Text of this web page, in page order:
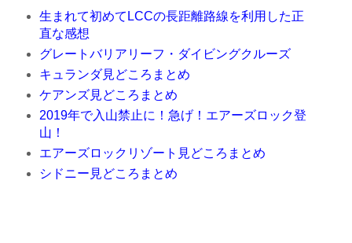
生まれて初めてLCCの長距離路線を利用した正
直な感想
グレートバリアリーフ・ダイビングクルーズ
キュランダ見どころまとめ
ケアンズ見どころまとめ
2019年で入山禁止に！急げ！エアーズロック登
山！
エアーズロックリゾート見どころまとめ
シドニー見どころまとめ